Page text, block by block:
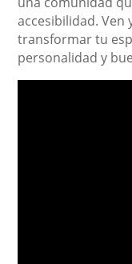
accesibilidad. Ven
transformar tu
personalidad y